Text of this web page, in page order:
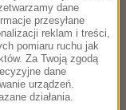
dane
przesyłane
reklam i treści,
pomiaru ruchu jak
Za Twoją zgodą
dane
urządzeń.
działania.